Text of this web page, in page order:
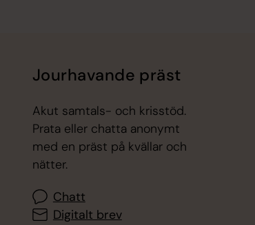
Jourhavande präst
Akut samtals- och krisstöd.
Prata eller chatta anonymt
med en präst på kvällar och
nätter.
Chatt
Digitalt brev